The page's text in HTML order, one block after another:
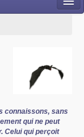
connaissons, sans
qui ne peut
Celui qui perçoit